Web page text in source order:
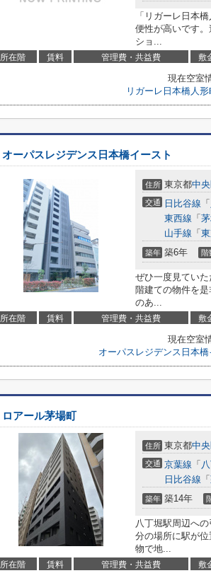
「リガーレ日本
便性が高いです
ショ...
所在階 賃料 管理費・共益費 敷
現在空室
リガーレ日本橋人
オーパスレジデンス日本橋イースト
住所 東京都中
交通 日比谷線 「
東西線 「
山手線 「
築年 築6年 階
ぜひ一度見てい
階建ての物件を
のあ...
所在階 賃料 管理費・共益費 敷
現在空室
オーパスレジデンス日本
ロアール茅場町
住所 東京都中
交通 京葉線 「
日比谷線 「
築年 築14年
八丁堀駅周辺へ
分の場所に駅が
物で地...
所在階 賃料 管理費・共益費 敷